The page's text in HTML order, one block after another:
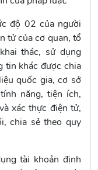
độ 02 của người
tử của cơ quan, tổ
thác, sử dụng
tin khác được chia
quốc gia, cơ sở
năng, tiện ích,
xác thực điện tử,
chia sẻ theo quy
tài khoản định